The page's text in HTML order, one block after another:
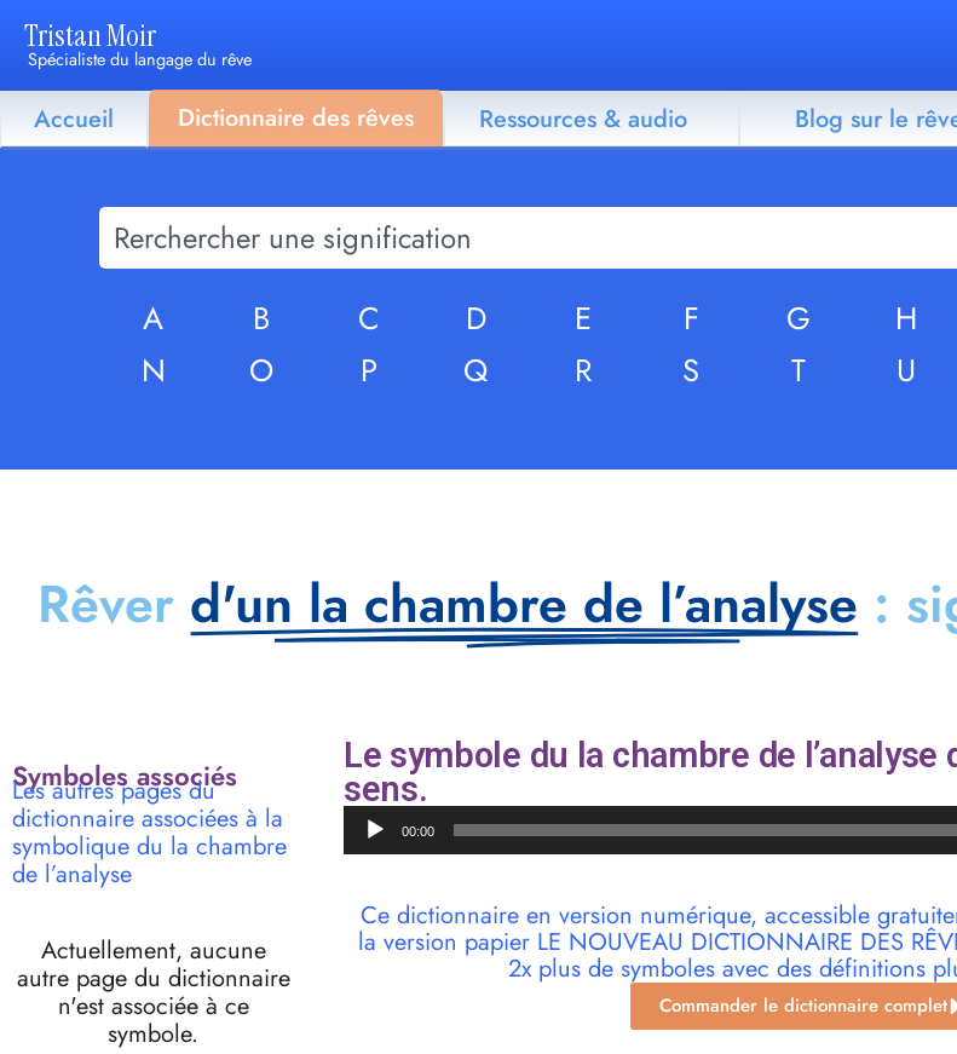
Tristan Moir
Spécialiste du langage du rêve
Accueil Dictionnaire des rêves Ressources & audio Blog sur le
A B C D E F G H
N
O P Q R S T U
Rêver d'un la chambre de l’analyse :
Symboles associés
Les autres pages du
dictionnaire associées à la
symbolique du la chambre
de l’analyse
Actuellement, aucune
autre page du dictionnaire
n'est associée à ce
symbole.
Le symbole du la chambre de l’analyse
sens.
Lecteur
audio00:00
Ce dictionnaire en version numérique, accessible
la version papier LE NOUVEAU DICTIONNAIRE DES
2x plus de symboles avec des définitions
Commander le dictionnaire complet